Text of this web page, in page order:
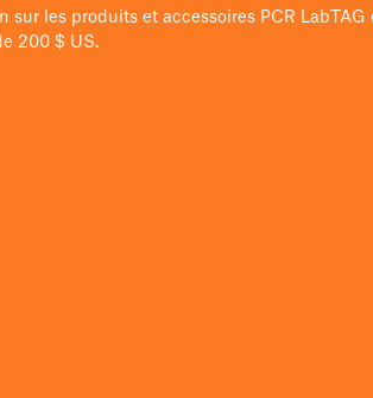
sur les produits et accessoires PCR
200 $ US.